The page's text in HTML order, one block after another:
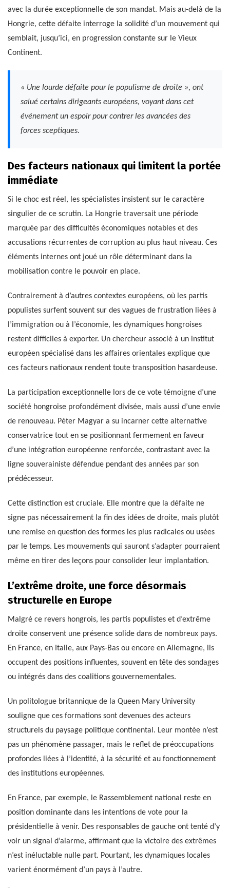
avec la durée exceptionnelle de son mandat. Mais au-delà de la
Hongrie, cette défaite interroge la solidité d’un mouvement qui
semblait, jusqu’ici, en progression constante sur le Vieux
Continent.
« Une lourde défaite pour le populisme de droite », ont
salué certains dirigeants européens, voyant dans cet
événement un espoir pour contrer les avancées des
forces sceptiques.
Des facteurs nationaux qui limitent la portée
immédiate
Si le choc est réel, les spécialistes insistent sur le caractère
singulier de ce scrutin. La Hongrie traversait une période
marquée par des difficultés économiques notables et des
accusations récurrentes de corruption au plus haut niveau. Ces
éléments internes ont joué un rôle déterminant dans la
mobilisation contre le pouvoir en place.
Contrairement à d’autres contextes européens, où les partis
populistes surfent souvent sur des vagues de frustration liées à
l’immigration ou à l’économie, les dynamiques hongroises
restent difficiles à exporter. Un chercheur associé à un institut
européen spécialisé dans les affaires orientales explique que
ces facteurs nationaux rendent toute transposition hasardeuse.
La participation exceptionnelle lors de ce vote témoigne d’une
société hongroise profondément divisée, mais aussi d’une envie
de renouveau. Péter Magyar a su incarner cette alternative
conservatrice tout en se positionnant fermement en faveur
d’une intégration européenne renforcée, contrastant avec la
ligne souverainiste défendue pendant des années par son
prédécesseur.
Cette distinction est cruciale. Elle montre que la défaite ne
signe pas nécessairement la fin des idées de droite, mais plutôt
une remise en question des formes les plus radicales ou usées
par le temps. Les mouvements qui sauront s’adapter pourraient
même en tirer des leçons pour consolider leur implantation.
L’extrême droite, une force désormais
structurelle en Europe
Malgré ce revers hongrois, les partis populistes et d’extrême
droite conservent une présence solide dans de nombreux pays.
En France, en Italie, aux Pays-Bas ou encore en Allemagne, ils
occupent des positions influentes, souvent en tête des sondages
ou intégrés dans des coalitions gouvernementales.
Un politologue britannique de la Queen Mary University
souligne que ces formations sont devenues des acteurs
structurels du paysage politique continental. Leur montée n’est
pas un phénomène passager, mais le reflet de préoccupations
profondes liées à l’identité, à la sécurité et au fonctionnement
des institutions européennes.
En France, par exemple, le Rassemblement national reste en
position dominante dans les intentions de vote pour la
présidentielle à venir. Des responsables de gauche ont tenté d’y
voir un signal d’alarme, affirmant que la victoire des extrêmes
n’est inéluctable nulle part. Pourtant, les dynamiques locales
varient énormément d’un pays à l’autre.